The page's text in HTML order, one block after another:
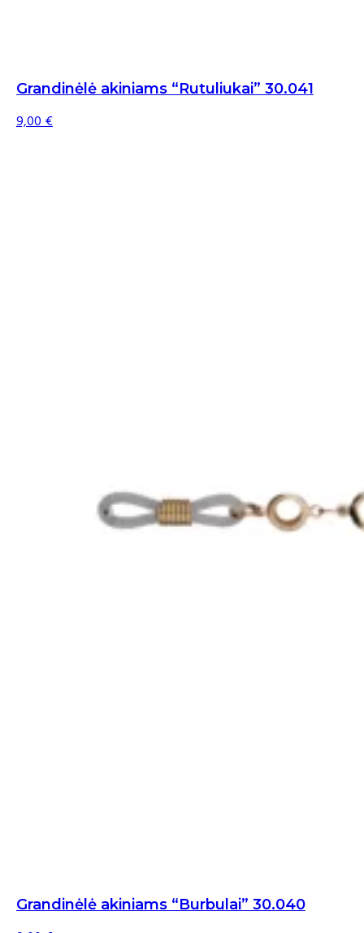
Grandinėlė akiniams “Rutuliukai” 30.041
9,00€
Grandinėlė akiniams “Burbulai” 30.040